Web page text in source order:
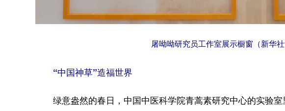
屠呦呦研究员工作室展示橱窗（新华社
“中国神草”造福世界
绿意盎然的春日，中国中医科学院青蒿素研究中心的实验室